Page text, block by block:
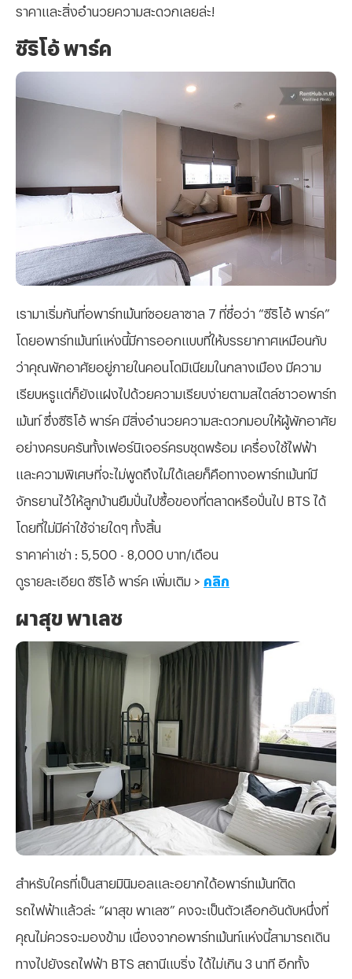
ราคาและสิ่งอำนวยความสะดวกเลยล่ะ!
ซีริโอ้ พาร์ค
เรามาเริ่มกันที่อพาร์ทเม้นท์ซอยลาซาล 7 ที่ชื่อว่า “ซีริโอ้ พาร์ค”
โดยอพาร์ทเม้นท์แห่งนี้มีการออกแบบที่ให้บรรยากาศเหมือนกับ
ว่าคุณพักอาศัยอยู่ภายในคอนโดมิเนียมในกลางเมือง มีความ
เรียบหรูแต่ก็ยังแฝงไปด้วยความเรียบง่ายตามสไตล์ชาวอพาร์ท
เม้นท์ ซึ่งซีริโอ้ พาร์ค มีสิ่งอำนวยความสะดวกมอบให้ผู้พักอาศัย
อย่างครบครันทั้งเฟอร์นิเจอร์ครบชุดพร้อม เครื่องใช้ไฟฟ้า
และความพิเศษที่จะไม่พูดถึงไม่ได้เลยก็คือทางอพาร์ทเม้นท์มี
จักรยานไว้ให้ลูกบ้านยืมปั่นไปซื้อของที่ตลาดหรือปั่นไป BTS ได้
โดยที่ไม่มีค่าใช้จ่ายใดๆ ทั้งสิ้น
ราคาค่าเช่า : 5,500 - 8,000 บาท/เดือน
ดูรายละเอียด ซีริโอ้ พาร์ค เพิ่มเติม > คลิก
ผาสุข พาเลซ
สำหรับใครที่เป็นสายมินิมอลและอยากได้อพาร์ทเม้นท์ติด
รถไฟฟ้าแล้วล่ะ “ผาสุข พาเลซ” คงจะเป็นตัวเลือกอันดับหนึ่งที่
คุณไม่ควรจะมองข้าม เนื่องจากอพาร์ทเม้นท์แห่งนี้สามารถเดิน
ทางไปยังรถไฟฟ้า BTS สถานีแบริ่ง ได้ไม่เกิน 3 นาที อีกทั้ง